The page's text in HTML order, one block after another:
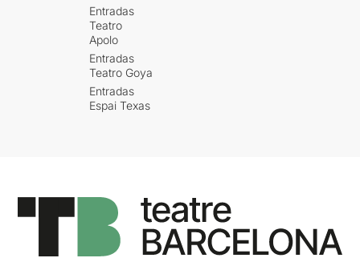
Entradas
Teatro
Apolo
Entradas
Teatro Goya
Entradas
Espai Texas